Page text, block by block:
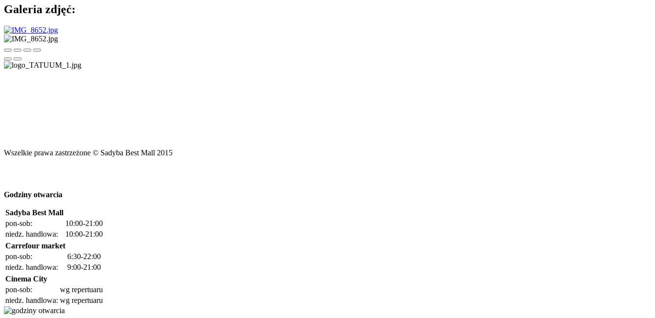
Galeria zdjęć:
Wszelkie prawa zastrzeżone © Sadyba Best Mall 2015
Godziny otwarcia
Sadyba Best Mall
pon-sob:
10:00-21:00
niedz. handlowa:
10:00-21:00
Carrefour market
pon-sob:
6:30-22:00
niedz. handlowa:
9:00-21:00
Cinema City
pon-sob:
wg repertuaru
niedz. handlowa: wg repertuaru